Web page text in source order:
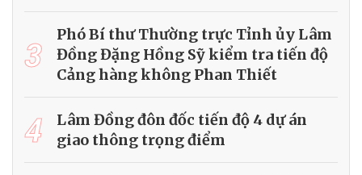
3
Phó Bí thư Thường trực Tỉnh ủy Lâm
Đồng Đặng Hồng Sỹ kiểm tra tiến độ
Cảng hàng không Phan Thiết
4
Lâm Đồng đôn đốc tiến độ 4 dự án
giao thông trọng điểm